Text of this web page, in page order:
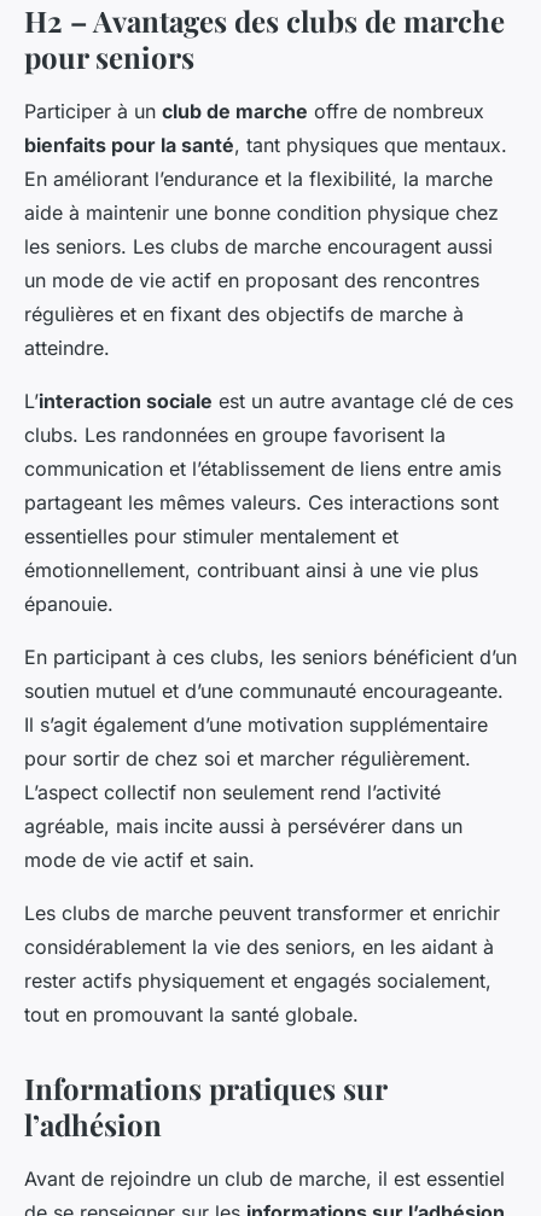
Les clubs de marche pour
seniors : avantages et
informations utiles
Zélie 10 mars 2025 • 5 min de lecture
H2 – Avantages des clubs de marche
pour seniors
Participer à un club de marche offre de nombreux
bienfaits pour la santé, tant physiques que mentaux.
En améliorant l’endurance et la flexibilité, la marche
aide à maintenir une bonne condition physique chez
les seniors. Les clubs de marche encouragent aussi
un mode de vie actif en proposant des rencontres
régulières et en fixant des objectifs de marche à
atteindre.
L’interaction sociale est un autre avantage clé de ces
clubs. Les randonnées en groupe favorisent la
communication et l’établissement de liens entre amis
partageant les mêmes valeurs. Ces interactions sont
essentielles pour stimuler mentalement et
émotionnellement, contribuant ainsi à une vie plus
épanouie.
En participant à ces clubs, les seniors bénéficient d’un
soutien mutuel et d’une communauté encourageante.
Il s’agit également d’une motivation supplémentaire
pour sortir de chez soi et marcher régulièrement.
L’aspect collectif non seulement rend l’activité
agréable, mais incite aussi à persévérer dans un
mode de vie actif et sain.
Les clubs de marche peuvent transformer et enrichir
considérablement la vie des seniors, en les aidant à
rester actifs physiquement et engagés socialement,
tout en promouvant la santé globale.
Informations pratiques sur
l’adhésion
Avant de rejoindre un club de marche, il est essentiel